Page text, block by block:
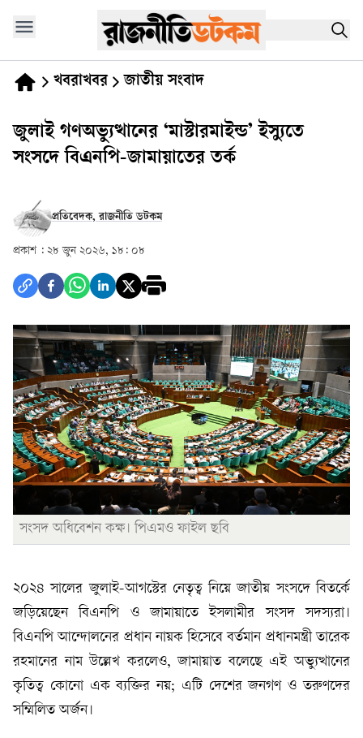
খবরাখবর জাতীয় সংবাদ
জুলাই গণঅভ্যুত্থানের ‘মাস্টারমাইন্ড’ ইস্যুতে
সংসদে বিএনপি-জামায়াতের তর্ক
প্রতিবেদক, রাজনীতি ডটকম
প্রকাশ : ২৮ জুন ২০২৬, ১৮: ০৮
সংসদ অধিবেশন কক্ষ। পিএমও ফাইল ছবি
২০২৪ সালের জুলাই-আগস্টের নেতৃত্ব নিয়ে জাতীয় সংসদে বিতর্কে
জড়িয়েছেন বিএনপি ও জামায়াতে ইসলামীর সংসদ সদস্যরা।
বিএনপি আন্দোলনের প্রধান নায়ক হিসেবে বর্তমান প্রধানমন্ত্রী তারেক
রহমানের নাম উল্লেখ করলেও, জামায়াত বলেছে এই অভ্যুত্থানের
কৃতিত্ব কোনো এক ব্যক্তির নয়; এটি দেশের জনগণ ও তরুণদের
সম্মিলিত অর্জন।